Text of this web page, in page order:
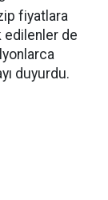
fiyatlara
edilenler de
duyurdu.